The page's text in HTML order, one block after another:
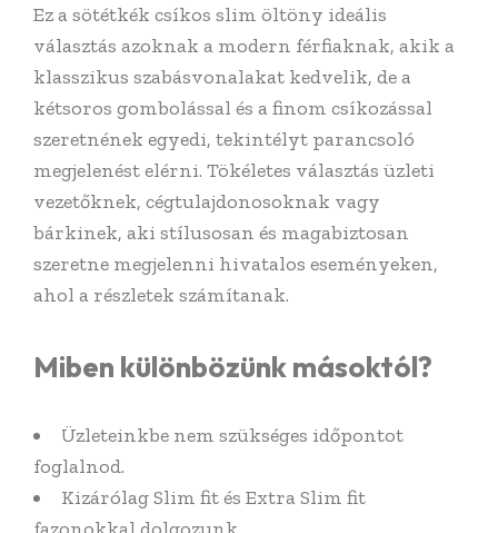
Ez a sötétkék csíkos slim öltöny ideális
választás azoknak a modern férfiaknak, akik a
klasszikus szabásvonalakat kedvelik, de a
kétsoros gombolással és a finom csíkozással
szeretnének egyedi, tekintélyt parancsoló
megjelenést elérni. Tökéletes választás üzleti
vezetőknek, cégtulajdonosoknak vagy
bárkinek, aki stílusosan és magabiztosan
szeretne megjelenni hivatalos eseményeken,
ahol a részletek számítanak.
Miben különbözünk másoktól?
Üzleteinkbe nem szükséges időpontot
foglalnod.
Kizárólag Slim fit és Extra Slim fit